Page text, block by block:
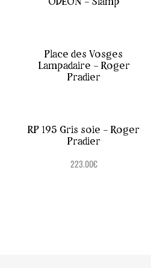
Place des Vosges
Lampadaire – Roger
Pradier
RP 195 Gris soie – Roger
Pradier
223.00€